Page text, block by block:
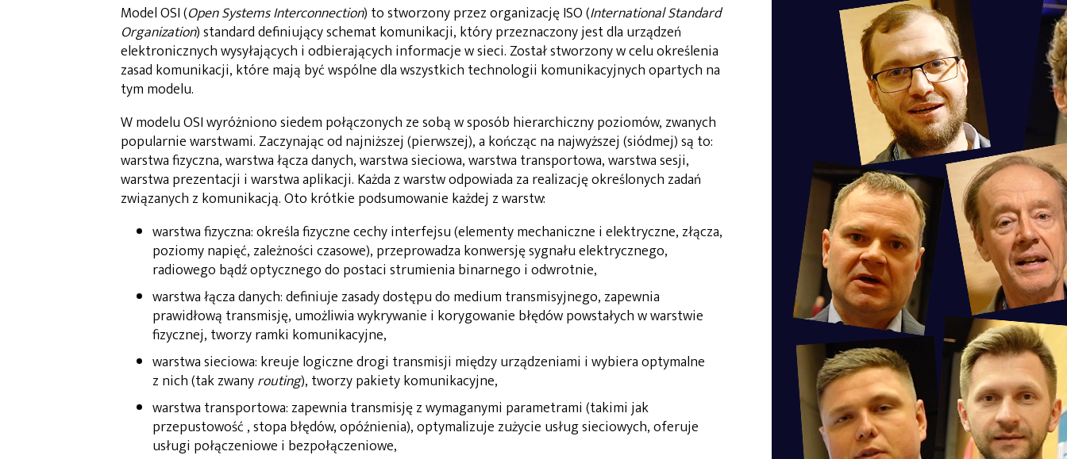
Model OSI (Open Systems Interconnection) to stworzony przez organizację ISO (International Standard
Organization) standard definiujący schemat komunikacji, który przeznaczony jest dla urządzeń
elektronicznych wysyłających i odbierających informacje w sieci. Został stworzony w celu określenia
zasad komunikacji, które mają być wspólne dla wszystkich technologii komunikacyjnych opartych na
tym modelu.
W modelu OSI wyróżniono siedem połączonych ze sobą w sposób hierarchiczny poziomów, zwanych
popularnie warstwami. Zaczynając od najniższej (pierwszej), a kończąc na najwyższej (siódmej) są to:
warstwa fizyczna, warstwa łącza danych, warstwa sieciowa, warstwa transportowa, warstwa sesji,
warstwa prezentacji i warstwa aplikacji. Każda z warstw odpowiada za realizację określonych zadań
związanych z komunikacją. Oto krótkie podsumowanie każdej z warstw:
warstwa fizyczna: określa fizyczne cechy interfejsu (elementy mechaniczne i elektryczne, złącza,
poziomy napięć, zależności czasowe), przeprowadza konwersję sygnału elektrycznego,
radiowego bądź optycznego do postaci strumienia binarnego i odwrotnie,
warstwa łącza danych: definiuje zasady dostępu do medium transmisyjnego, zapewnia
prawidłową transmisję, umożliwia wykrywanie i korygowanie błędów powstałych w warstwie
fizycznej, tworzy ramki komunikacyjne,
warstwa sieciowa: kreuje logiczne drogi transmisji między urządzeniami i wybiera optymalne
z nich (tak zwanyrouting), tworzy pakiety komunikacyjne,
warstwa transportowa: zapewnia transmisję z wymaganymi parametrami (takimi jak
przepustowość , stopa błędów, opóźnienia), optymalizuje zużycie usług sieciowych, oferuje
usługi połączeniowe i bezpołączeniowe,